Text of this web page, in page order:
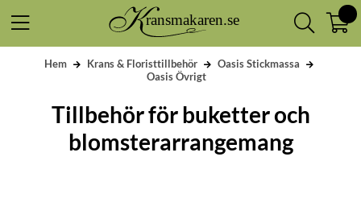
Hem Krans & Floristtillbehör
Oasis Stickmassa
Oasis Övrigt
Tillbehör för buketter och
blomsterarrangemang